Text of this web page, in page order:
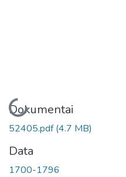
Įkeliama...
Dokumentai
52405.pdf(4.7 MB)
Data
1700-1796